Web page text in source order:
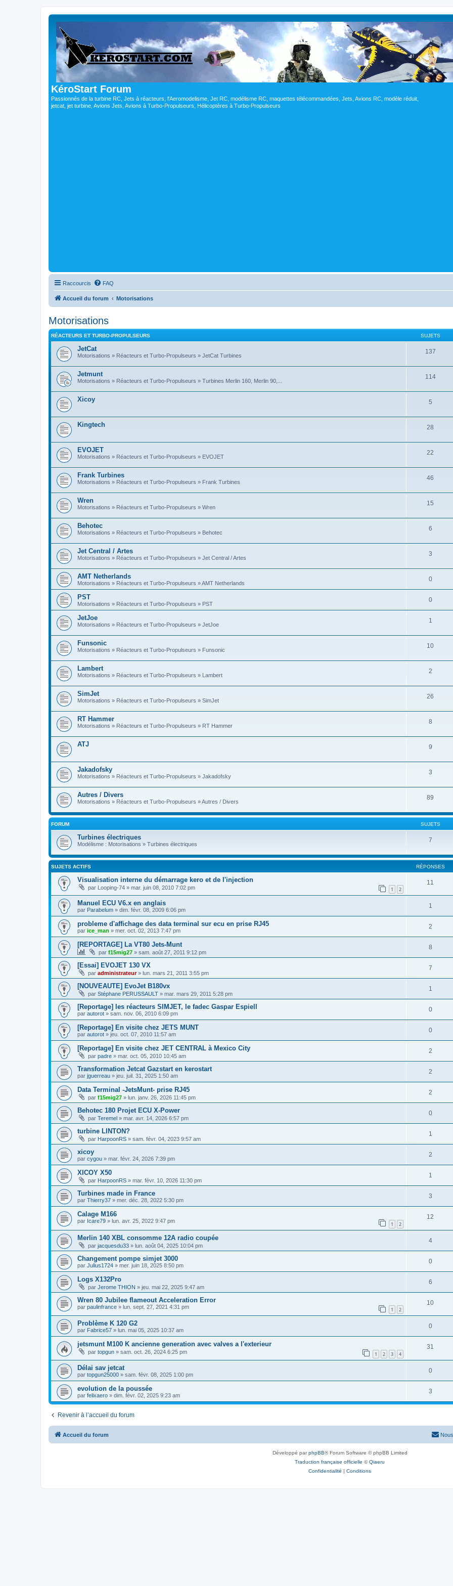
KéroStart Forum
Passionnés de la turbine RC, Jets à réacteurs, l'Aeromodelisme, Jet RC, modélisme RC, maquettes télécommandées, Jets, Avions RC, modèle réduit,
jetcat, jet turbine, Avions Jets, Avions à Turbo-Propulseurs, Hélicoptères à Turbo-Propulseurs
Raccourcis FAQ
Accueil du forum Motorisations
Motorisations
RÉACTEURS ET TURBO-PROPULSEURS SUJETS
JetCat
Motorisations » Réacteurs et Turbo-Propulseurs » JetCat Turbines
137
Jetmunt
Motorisations » Réacteurs et Turbo-Propulseurs » Turbines Merlin 160, Merlin 90,...
114
Xicoy 5
Kingtech 28
EVOJET
Motorisations » Réacteurs et Turbo-Propulseurs » EVOJET
22
Frank Turbines
Motorisations » Réacteurs et Turbo-Propulseurs » Frank Turbines
46
Wren
Motorisations » Réacteurs et Turbo-Propulseurs » Wren
15
Behotec
Motorisations » Réacteurs et Turbo-Propulseurs » Behotec
6
Jet Central / Artes
Motorisations » Réacteurs et Turbo-Propulseurs » Jet Central / Artes
3
AMT Netherlands
Motorisations » Réacteurs et Turbo-Propulseurs » AMT Netherlands
0
PST
Motorisations » Réacteurs et Turbo-Propulseurs » PST
0
JetJoe
Motorisations » Réacteurs et Turbo-Propulseurs » JetJoe
1
Funsonic
Motorisations » Réacteurs et Turbo-Propulseurs » Funsonic
10
Lambert
Motorisations » Réacteurs et Turbo-Propulseurs » Lambert
2
SimJet
Motorisations » Réacteurs et Turbo-Propulseurs » SimJet
26
RT Hammer
Motorisations » Réacteurs et Turbo-Propulseurs » RT Hammer
8
ATJ 9
Jakadofsky
Motorisations » Réacteurs et Turbo-Propulseurs » Jakadofsky
3
Autres / Divers
Motorisations » Réacteurs et Turbo-Propulseurs » Autres / Divers
89
FORUM SUJETS
Turbines électriques
Modélisme : Motorisations » Turbines électriques
7
SUJETS ACTIFS RÉPONSES
Visualisation interne du démarrage kero et de l'injection
par Looping-74 » mar. juin 08, 2010 7:02 pm 1 2
11
Manuel ECU V6.x en anglais
par Parabelum » dim. févr. 08, 2009 6:06 pm
1
probleme d'affichage des data terminal sur ecu en prise RJ45
par ice_man » mer. oct. 02, 2013 7:47 pm
2
[REPORTAGE] La VT80 Jets-Munt
par f15mig27 » sam. août 27, 2011 9:12 pm
8
[Essai] EVOJET 130 VX
par administrateur» lun. mars 21, 2011 3:55 pm
7
[NOUVEAUTE] EvoJet B180vx
par Stéphane PERUSSAULT » mar. mars 29, 2011 5:28 pm
1
[Reportage] les réacteurs SIMJET, le fadec Gaspar Espiell
par autorot » sam. nov. 06, 2010 6:09 pm
0
[Reportage] En visite chez JETS MUNT
par autorot » jeu. oct. 07, 2010 11:57 am
0
[Reportage] En visite chez JET CENTRAL à Mexico City
par padre » mar. oct. 05, 2010 10:45 am
2
Transformation Jetcat Gazstart en kerostart
par jguerreau » jeu. juil. 31, 2025 1:50 am
2
Data Terminal -JetsMunt- prise RJ45
par f15mig27 » lun. janv. 26, 2026 11:45 pm
2
Behotec 180 Projet ECU X-Power
par Teremel » mar. avr. 14, 2026 6:57 pm
0
turbine LINTON?
par HarpoonRS » sam. févr. 04, 2023 9:57 am
1
xicoy
par cygou » mar. févr. 24, 2026 7:39 pm
2
XICOY X50
par HarpoonRS » mar. févr. 10, 2026 11:30 pm
1
Turbines made in France
par Thierry37 » mer. déc. 28, 2022 5:30 pm
3
Calage M166
par Icare79 » lun. avr. 25, 2022 9:47 pm 1 2
12
Merlin 140 XBL consomme 12A radio coupée
par jacquesdu33 » lun. août 04, 2025 10:04 pm
4
Changement pompe simjet 3000
par Julius1724 » mer. juin 18, 2025 8:50 pm
0
Logs X132Pro
par Jerome THION » jeu. mai 22, 2025 9:47 am
6
Wren 80 Jubilee flameout Acceleration Error
par paulinfrance » lun. sept. 27, 2021 4:31 pm 1 2
10
Problème K 120 G2
par Fabrice57 » lun. mai 05, 2025 10:37 am
0
jetsmunt M100 K ancienne generation avec valves a l'exterieur
par topgun » sam. oct. 26, 2024 6:25 pm 1 2 3 4
31
Délai sav jetcat
par topgun25000 » sam. févr. 08, 2025 1:00 pm
0
evolution de la poussée
par felixaero » dim. févr. 02, 2025 9:23 am
3
Revenir à l’accueil du forum
Accueil du forum
Développé parphpBB® Forum Software © phpBB Limited
Traduction française officielle ©Qiaeru
Confidentialité | Conditions